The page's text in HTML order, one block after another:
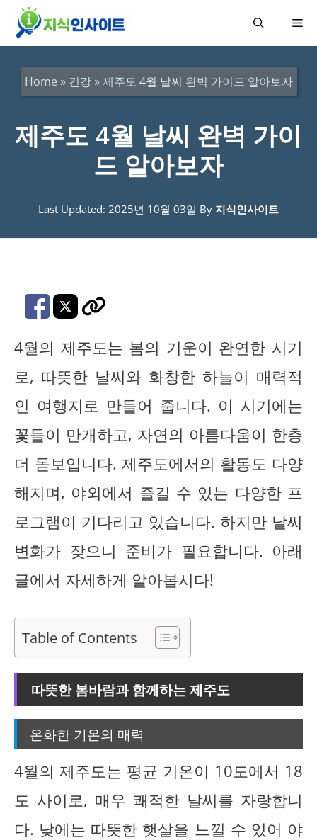
메
Home » 건강»제주도 4월 날씨 완벽 가이드 알아보자
제주도 4월 날씨 완벽 가이
드 알아보자
Last Updated: 2025년 10월 03일 By 지식인사이트
4월의 제주도는 봄의 기운이 완연한 시기
로, 따뜻한 날씨와 화창한 하늘이 매력적
인 여행지로 만들어 줍니다. 이 시기에는
꽃들이 만개하고, 자연의 아름다움이 한층
더 돋보입니다. 제주도에서의 활동도 다양
해지며, 야외에서 즐길 수 있는 다양한 프
로그램이 기다리고 있습니다. 하지만 날씨
변화가 잦으니 준비가 필요합니다. 아래
글에서 자세하게 알아봅시다!
Table of Contents
따뜻한 봄바람과 함께하는 제주도
온화한 기온의 매력
4월의 제주도는 평균 기온이 10도에서 18
도 사이로, 매우 쾌적한 날씨를 자랑합니
다. 낮에는 따뜻한 햇살을 느낄 수 있어 야